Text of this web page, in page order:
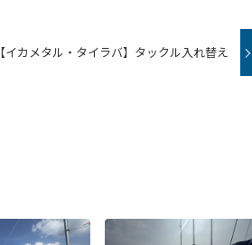
【イカメタル・タイラバ】タックル入れ替え